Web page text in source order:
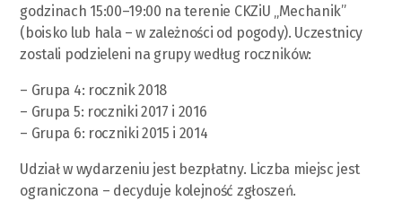
godzinach 15:00–19:00 na terenie CKZiU „Mechanik”
(boisko lub hala – w zależności od pogody). Uczestnicy
zostali podzieleni na grupy według roczników:
– Grupa 4: rocznik 2018
– Grupa 5: roczniki 2017 i 2016
– Grupa 6: roczniki 2015 i 2014
Udział w wydarzeniu jest bezpłatny. Liczba miejsc jest
ograniczona – decyduje kolejność zgłoszeń.